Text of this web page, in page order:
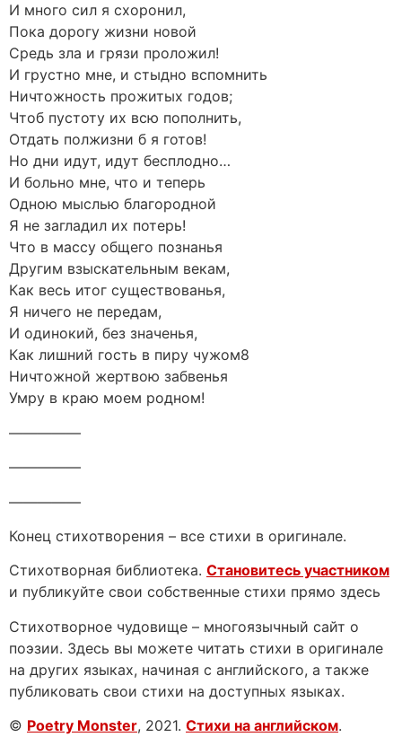
И много сил я схоронил,
Пока дорогу жизни новой
Средь зла и грязи проложил!
И грустно мне, и стыдно вспомнить
Ничтожность прожитых годов;
Чтоб пустоту их всю пополнить,
Отдать полжизни б я готов!
Но дни идут, идут бесплодно…
И больно мне, что и теперь
Одною мыслью благородной
Я не загладил их потерь!
Что в массу общего познанья
Другим взыскательным векам,
Как весь итог существованья,
Я ничего не передам,
И одинокий, без значенья,
Как лишний гость в пиру чужом8
Ничтожной жертвою забвенья
Умру в краю моем родном!
—————
—————
—————
Конец стихотворения – все стихи в оригинале.
Стихотворная библиотека. Становитесь участником
и публикуйте свои собственные стихи прямо здесь
Стихотворное чудовище – многоязычный сайт о
поэзии. Здесь вы можете читать стихи в оригинале
на других языках, начиная с английского, а также
публиковать свои стихи на доступных языках.
© Poetry Monster, 2021. Стихи на английском.